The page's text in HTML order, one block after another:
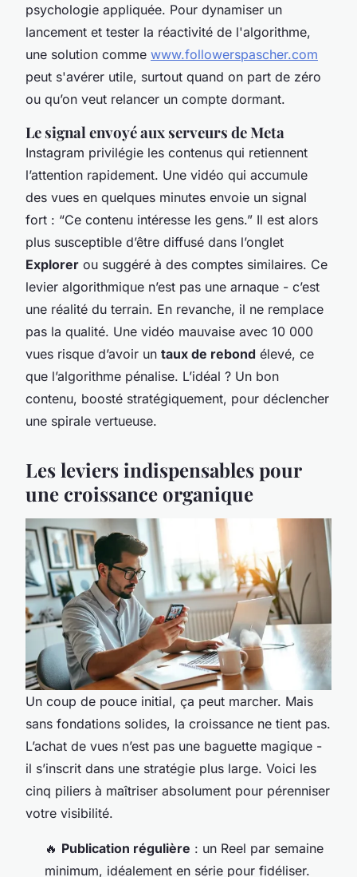
psychologie appliquée. Pour dynamiser un
lancement et tester la réactivité de l'algorithme,
une solution comme www.followerspascher.com
peut s'avérer utile, surtout quand on part de zéro
ou qu’on veut relancer un compte dormant.
Le signal envoyé aux serveurs de Meta
Instagram privilégie les contenus qui retiennent
l’attention rapidement. Une vidéo qui accumule
des vues en quelques minutes envoie un signal
fort : “Ce contenu intéresse les gens.” Il est alors
plus susceptible d’être diffusé dans l’onglet
Explorer ou suggéré à des comptes similaires. Ce
levier algorithmique n’est pas une arnaque - c’est
une réalité du terrain. En revanche, il ne remplace
pas la qualité. Une vidéo mauvaise avec 10 000
vues risque d’avoir un taux de rebond élevé, ce
que l’algorithme pénalise. L’idéal ? Un bon
contenu, boosté stratégiquement, pour déclencher
une spirale vertueuse.
Les leviers indispensables pour
une croissance organique
Un coup de pouce initial, ça peut marcher. Mais
sans fondations solides, la croissance ne tient pas.
L’achat de vues n’est pas une baguette magique -
il s’inscrit dans une stratégie plus large. Voici les
cinq piliers à maîtriser absolument pour pérenniser
votre visibilité.
🔥 Publication régulière : un Reel par semaine
minimum, idéalement en série pour fidéliser.